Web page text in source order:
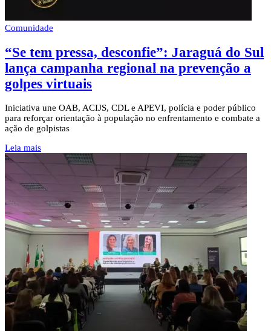
Comunidade
“Se tem pressa, desconfie”: Jaraguá do Sul
lança campanha regional na prevenção a
golpes virtuais
Iniciativa une OAB, ACIJS, CDL e APEVI, polícia e poder público
para reforçar orientação à população no enfrentamento e combate a
ação de golpistas
Leia mais